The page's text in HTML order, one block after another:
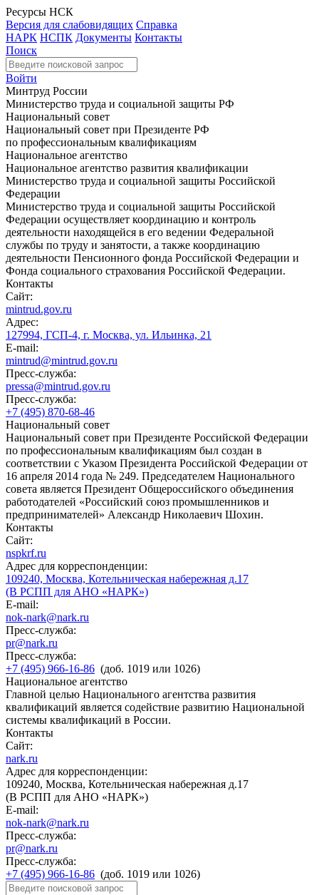
Ресурсы НСК
Версия для слабовидящих Справка
НАРК НСПК Документы Контакты
Поиск
Войти
Минтруд России
Министерство труда и социальной защиты РФ
Национальный совет
Национальный совет при Президенте РФ
по профессиональным квалификациям
Национальное агентство
Национальное агентство развития квалификации
Министерство труда и социальной защиты Российской
Федерации
Министерство труда и социальной защиты Российской
Федерации осуществляет координацию и контроль
деятельности находящейся в его ведении Федеральной
службы по труду и занятости, а также координацию
деятельности Пенсионного фонда Российской Федерации и
Фонда социального страхования Российской Федерации.
Контакты
Сайт:
mintrud.gov.ru
Адрес:
127994, ГСП-4, г. Москва, ул. Ильинка, 21
E-mail:
mintrud@mintrud.gov.ru
Пресс-служба:
pressa@mintrud.gov.ru
Пресс-служба:
+7 (495) 870-68-46
Национальный совет
Национальный совет при Президенте Российской Федерации
по профессиональным квалификациям был создан в
соответствии с Указом Президента Российской Федерации от
16 апреля 2014 года № 249. Председателем Национального
совета является Президент Общероссийского объединения
работодателей «Российский союз промышленников и
предпринимателей» Александр Николаевич Шохин.
Контакты
Сайт:
nspkrf.ru
Адрес для корреспонденции:
109240, Москва, Котельническая набережная д.17
(В РСПП для АНО «НАРК»)
E-mail:
nok-nark@nark.ru
Пресс-служба:
pr@nark.ru
Пресс-служба:
+7 (495) 966-16-86 (доб. 1019 или 1026)
Национальное агентство
Главной целью Национального агентства развития
квалификаций является содействие развитию Национальной
системы квалификаций в России.
Контакты
Сайт:
nark.ru
Адрес для корреспонденции:
109240, Москва, Котельническая набережная д.17
(В РСПП для АНО «НАРК»)
E-mail:
nok-nark@nark.ru
Пресс-служба:
pr@nark.ru
Пресс-служба:
+7 (495) 966-16-86 (доб. 1019 или 1026)